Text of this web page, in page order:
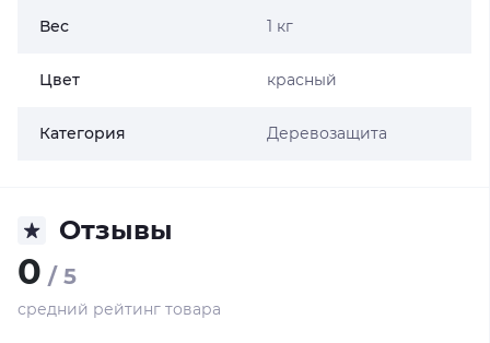
Вес 1 кг
Цвет красный
Категория Деревозащита
Отзывы
0 / 5
средний рейтинг товара